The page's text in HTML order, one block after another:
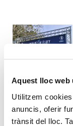
Aquest lloc web
Utilitzem
anuncis, oferir
trànsit del lloc.